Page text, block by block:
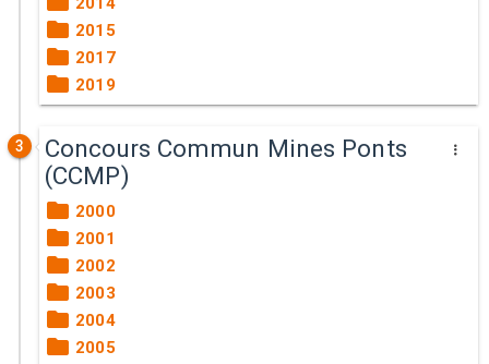
2015
2017
2019
3
Concours Commun Mines Ponts
(CCMP)
2000
2001
2002
2003
2004
2005